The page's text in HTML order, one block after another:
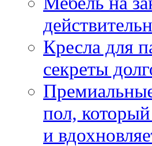
Кресла для
секреты
пол,
и